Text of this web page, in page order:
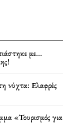
με…
νύχτα: Ελαφρές
«Τουρισμός για